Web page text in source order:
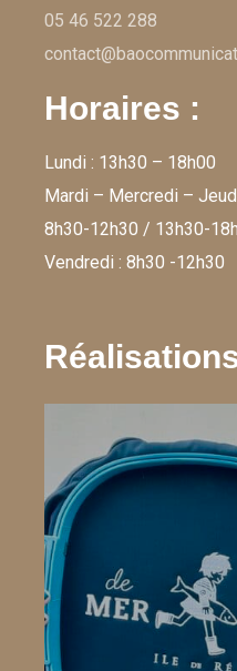
05 46 522 288
Horaires :
Lundi : 13h30 – 18h00
Mardi – Mercredi –
8h30-12h30 / 13h30-
Vendredi : 8h30 -12h30